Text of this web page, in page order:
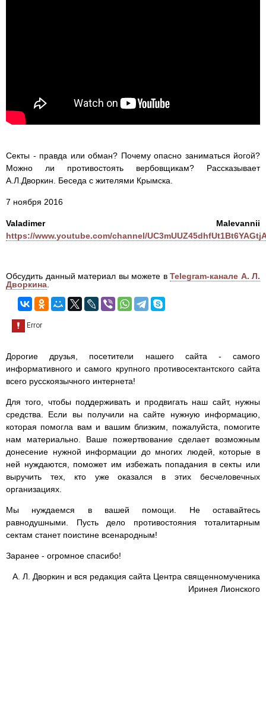
Секты - правда или обман? Почему опасно заниматься йогой?
Можно ли противостоять вербовщикам? Рассказывает
А.Л.Дворкин. Беседа с жителями Крымска.
7 ноября 2016
Valadimer Malevannii
https://www.youtube.com/channel/
Обсудить данный материал вы можете в Telegram-канале А. Л.
Дворкина
Дорогие друзья, посетители нашего сайта - самого
информативного и самого крупного противосектантского сайта
всего русскоязычного интернета!
Для того, чтобы поддерживать и продвигать наш сайт, нужны
средства. Если вы получили на сайте нужную информацию,
которая помогла вам и вашим близким, пожалуйста, помогите
нам материально. Ваше пожертвование сделает возможным
донесение нужной информации до многих людей, которые в
ней нуждаются, поможет им избежать попадания в секты или
выручить тех, кто уже оказался в этих бесчеловечных
организациях.
Мы нуждаемся в вашей помощи. Не оставайтесь
равнодушными. Пусть дело противостояния тоталитарным
сектам станет поистине всенародным!
Заранее - огромное спасибо!
А. Л. Дворкин и вся редакция сайта Центра священномученика
Иринея Лионского